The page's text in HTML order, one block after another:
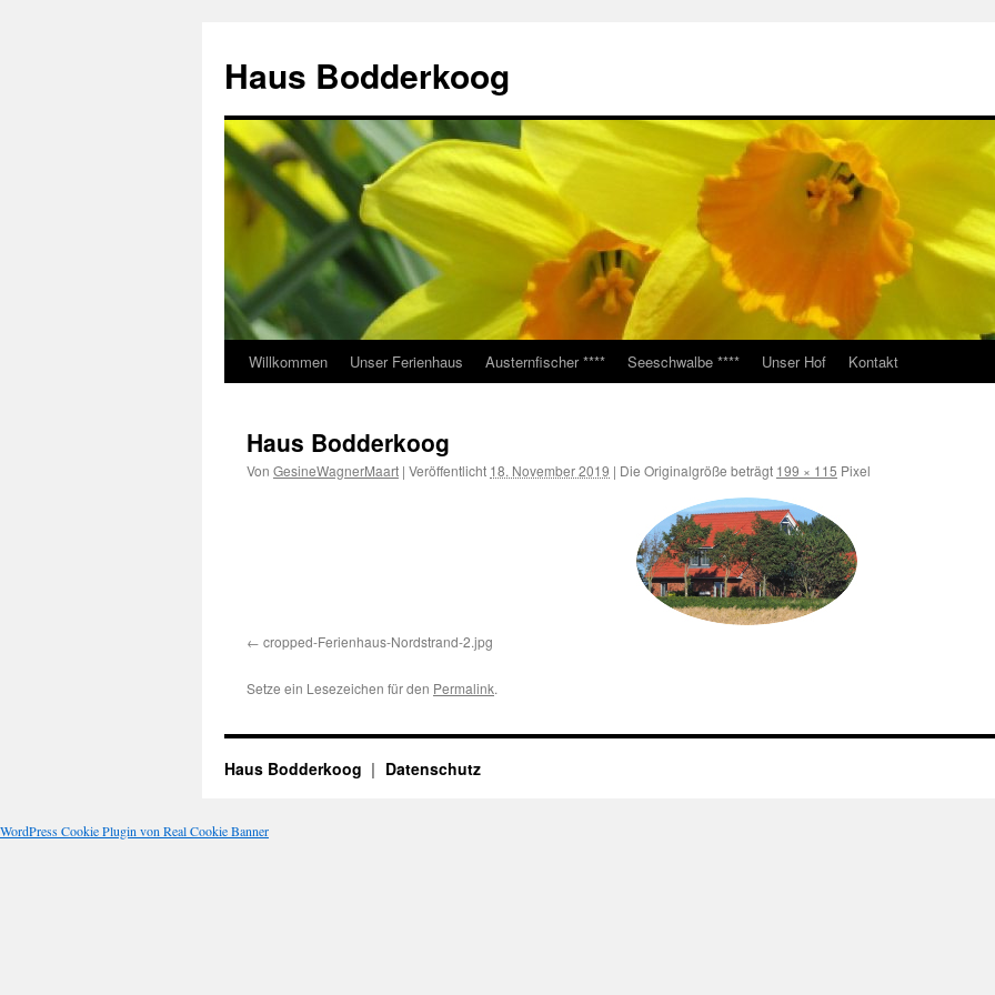
springen
Haus Bodderkoog
Willkommen Unser Ferienhaus Austernfischer **** Seeschwalbe **** Unser Hof Kontakt
Haus Bodderkoog
Von GesineWagnerMaart | Veröffentlicht 18. November 2019 | Die Originalgröße beträgt 199 × 115 Pixel
cropped-Ferienhaus-Nordstrand-2.jpg
Setze ein Lesezeichen für den Permalink.
Haus Bodderkoog Datenschutz
WordPress Cookie Plugin von Real Cookie Banner